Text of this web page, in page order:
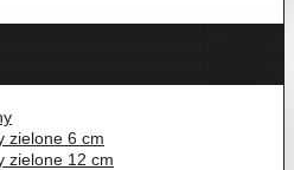
zielone 6 cm
zielone 12 cm